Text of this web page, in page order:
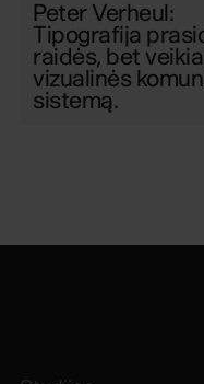
Tipografija
raidės, bet
vizualinės
sistemą.